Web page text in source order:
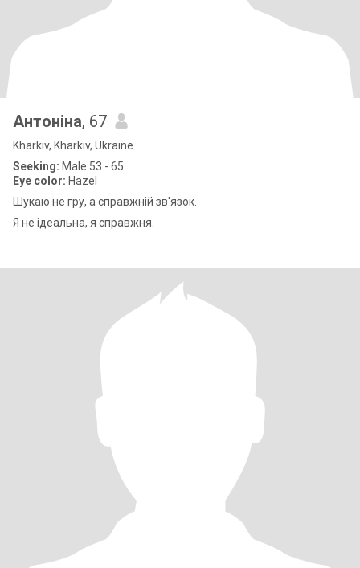
Антоніна, 67
Kharkiv, Kharkiv, Ukraine
Seeking: Male 53 - 65
Eye color: Hazel
Шукаю не гру, а справжній зв'язок.
Я не ідеальна, я справжня.